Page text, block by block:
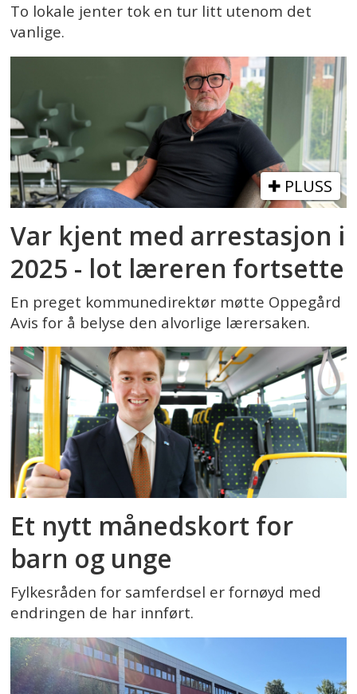
To lokale jenter tok en tur litt utenom det
vanlige.
PLUSS
Var kjent med arrestasjon i
2025 - lot læreren fortsette
En preget kommunedirektør møtte Oppegård
Avis for å belyse den alvorlige lærersaken.
Et nytt månedskort for
barn og unge
Fylkesråden for samferdsel er fornøyd med
endringen de har innført.